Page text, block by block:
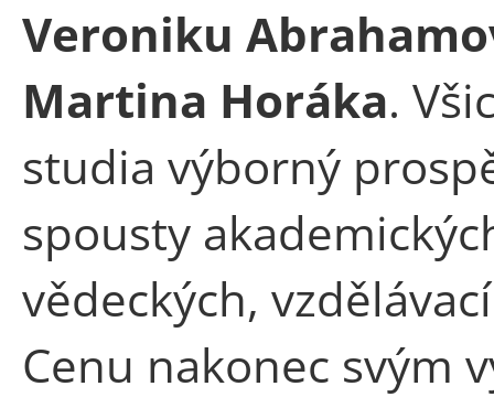
Veroniku
Martina Horáka.
studia výborný
spousty
vědeckých,
Cenu nakonec svým